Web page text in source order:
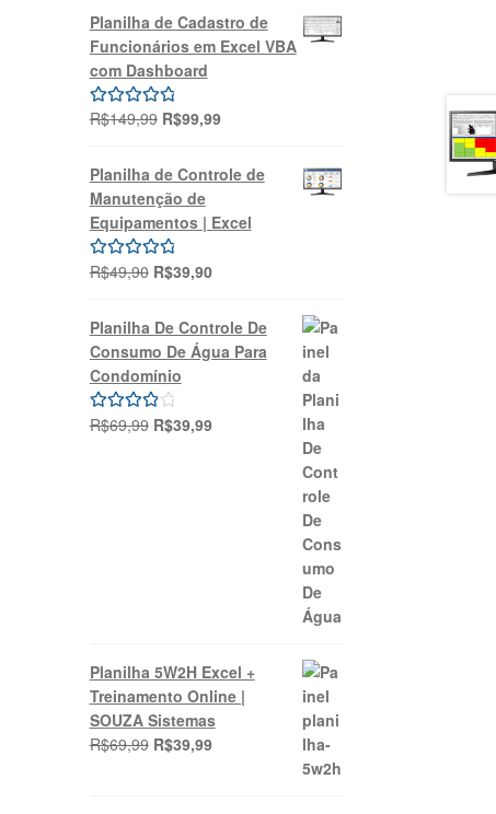
original
era:
R$69,99.
é:
R$39,99.
Planilha de Cadastro de
Funcionários em Excel VBA
com Dashboard
Avaliação
R$149,99 O
original
era:
R$149,99.
R$99,99O
atual
é:
R$99,99.
Planilha de Controle de
Manutenção de
Equipamentos | Excel
Avaliação
R$49,90 O
original
era:
R$49,90.
R$39,90O
atual
é:
R$39,90.
Planilha De Controle De
Consumo De Água Para
Condomínio
Avaliação
R$69,99 O
R$39,99O
Planilha 5W2H Excel +
Treinamento Online |
SOUZA Sistemas
R$69,99 O
R$39,99O